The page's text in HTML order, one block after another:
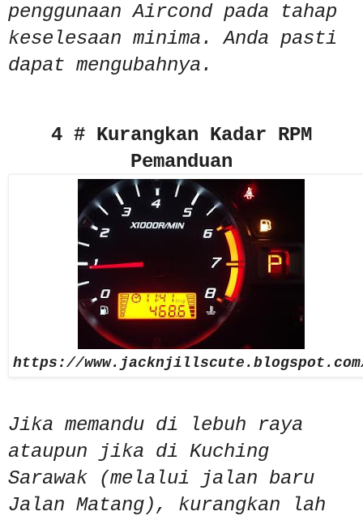
penggunaan Aircond pada tahap
keselesaan minima. Anda pasti
dapat mengubahnya.
4 # Kurangkan Kadar RPM
Pemanduan
https://
Jika memandu di lebuh raya
ataupun jika di Kuching
Sarawak (melalui jalan baru
Jalan Matang), kurangkan lah